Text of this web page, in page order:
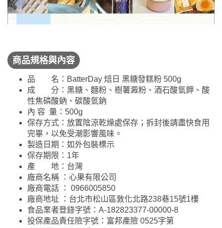
商品規格與內容
品 名：BatterDay 焙日 黑糖發糕粉 500g
成 分：黑糖、麵粉、樹薯澱粉、酒石酸氫鉀、酸
性焦磷酸鈉、碳酸氫鈉
內 容 量：500g
保存方式：放置陰涼乾燥處保存；拆封後請盡快食用
完畢，以免受潮影響風味。
製造日期：如外包裝標示
保存期限：1年
產 地：台灣
廠商名稱 ：心果有限公司
廠商電話 ： 0966005850
廠商地址 ：台北市松山區敦化北路238巷15號1樓
食品業者登錄字號：A-182823377-00000-8
投保產品責任險字號：富邦產險 0525字第